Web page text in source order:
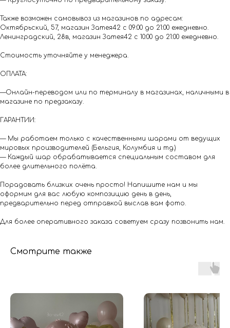
Также возможен самовывоз из магазинов по адресам:
Октябрьский, 57, магазин Затея42 с 09:00 до 21:00 ежедневно.
Ленинградский, 28в, магазин Затея42 с 10:00 до 21:00 ежедневно.
Стоимость уточняйте у менеджера.
ОПЛАТА:
—Онлайн-переводом или по терминалу в магазинах, наличными в
магазине по предзаказу.
ГАРАНТИИ:
— Мы работаем только с качественными шарами от ведущих
мировых производителей (Бельгия, Колумбия и тд.)
— Каждый шар обрабатывается специальным составом для
более длительного полёта.
Порадовать близких очень просто! Напишите нам и мы
оформим для вас любую композицию день в день,
предварительно перед отправкой выслав вам фото.
Для более оперативного заказа советуем сразу позвонить нам.
Смотрите также